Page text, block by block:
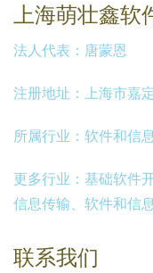
上海萌壮鑫软
法人代表： 唐蒙恩
注册地址： 上海市嘉
所属行业： 软件和信
更多行业： 基础软件
信息传输、软件和信
联系我们